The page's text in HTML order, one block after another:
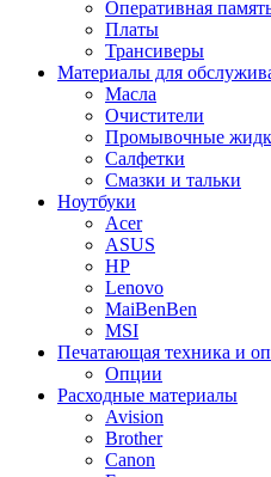
Оперативная
Платы
Трансиверы
Материалы для
Масла
Очистители
Промывочные
Салфетки
Смазки и тальки
Ноутбуки
Acer
ASUS
HP
Lenovo
MaiBenBen
MSI
Печатающая техника и
Опции
Расходные материалы
Avision
Brother
Canon